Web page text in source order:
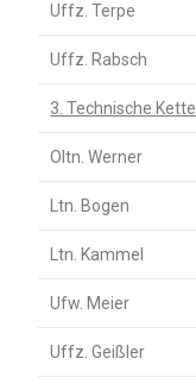
Uffz. Terpe
Uffz. Rabsch
3. Technische Kette
Oltn. Werner
Ltn. Bogen
Ltn. Kammel
Ufw. Meier
Uffz. Geißler